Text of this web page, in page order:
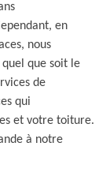
en
nous
que soit le
de
qui
et votre toiture.
à notre